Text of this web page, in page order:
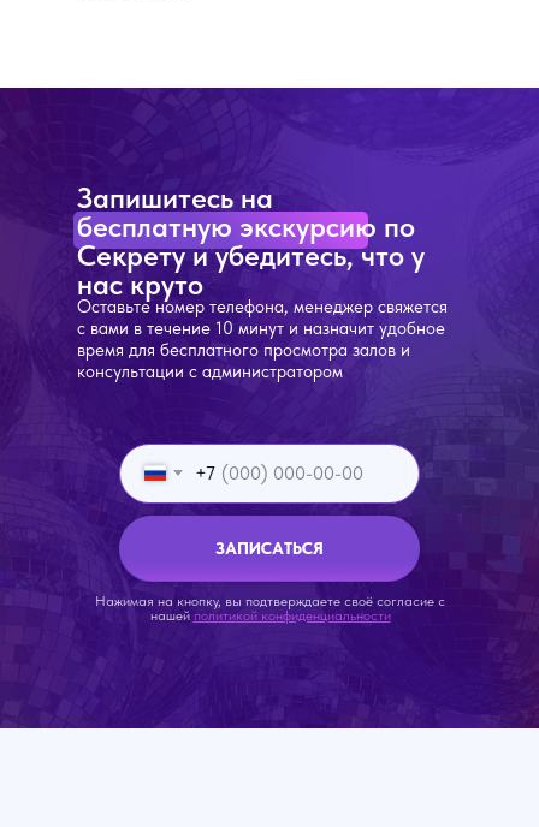
+7
ЗАПИСАТЬСЯ
Запишитесь на
бесплатную экскурсию по
Секрету и убедитесь, что у
нас круто
Нажимая на кнопку, вы подтверждаете своё согласие с
нашей политикой конфиденциальности
Оставьте номер телефона, менеджер свяжется
с вами в течение 10 минут и назначит удобное
время для бесплатного просмотра залов и
консультации с администратором